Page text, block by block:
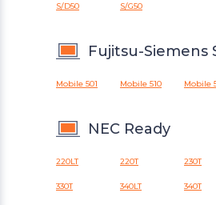
S/D50 S/G50
Fujitsu-Siemens
Mobile 501 Mobile 510
NEC Ready
220LT 220T 230T
330T 340LT 340T